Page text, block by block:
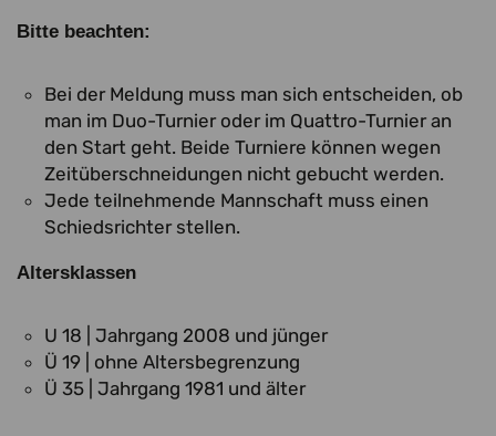
Bitte beachten:
Bei der Meldung muss man sich entscheiden, ob
man im Duo-Turnier oder im Quattro-Turnier an
den Start geht. Beide Turniere können wegen
Zeitüberschneidungen nicht gebucht werden.
Jede teilnehmende Mannschaft muss einen
Schiedsrichter stellen.
Altersklassen
U 18
Jahrgang 2008 und jünger
Ü 19
ohne Altersbegrenzung
Ü 35 Jahrgang 1981 und älter